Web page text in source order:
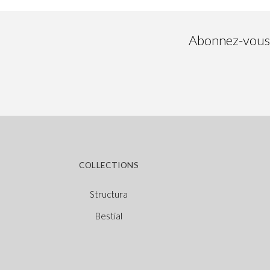
Abonnez-
COLLECTIONS
Structura
Bestial